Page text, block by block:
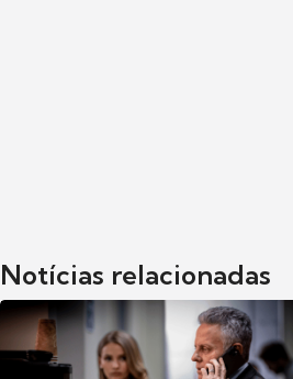
Notícias relacionadas